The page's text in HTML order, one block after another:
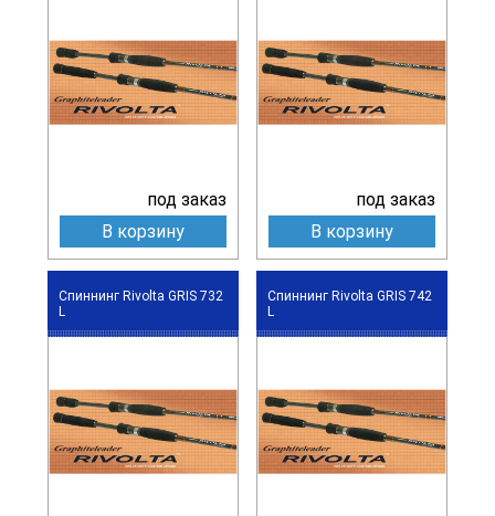
под заказ
В корзину
под заказ
В корзину
Спиннинг Rivolta GRIS 732
L
Спиннинг Rivolta GRIS 742
L